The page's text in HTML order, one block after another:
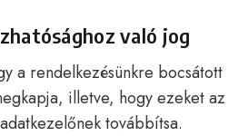
való jog
a rendelkezésünkre bocsátott
illetve, hogy ezeket az
továbbítsa.